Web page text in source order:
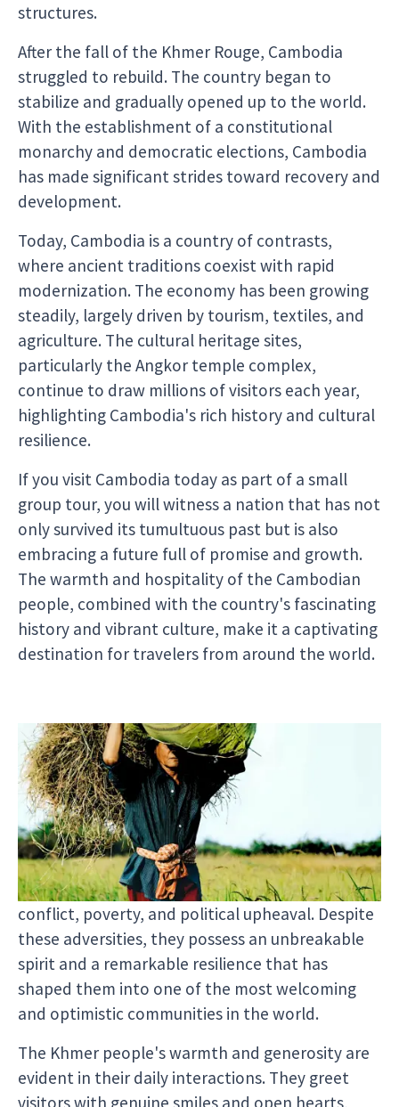
structures.
After the fall of the Khmer Rouge, Cambodia
struggled to rebuild. The country began to
stabilize and gradually opened up to the world.
With the establishment of a constitutional
monarchy and democratic elections, Cambodia
has made significant strides toward recovery and
development.
Today, Cambodia is a country of contrasts,
where ancient traditions coexist with rapid
modernization. The economy has been growing
steadily, largely driven by tourism, textiles, and
agriculture. The cultural heritage sites,
particularly the Angkor temple complex,
continue to draw millions of visitors each year,
highlighting Cambodia's rich history and cultural
resilience.
If you visit Cambodia today as part of a small
group tour, you will witness a nation that has not
only survived its tumultuous past but is also
embracing a future full of promise and growth.
The warmth and hospitality of the Cambodian
people, combined with the country's fascinating
history and vibrant culture, make it a captivating
destination for travelers from around the world.
##The Remarkable Khmer People
While Cambodia is home to the magnificent
Angkor Wat, often referred to as the eighth
wonder of the world, the true gem of the
country is its people. The Khmer people have
endured a challenging history marked by years of
conflict, poverty, and political upheaval. Despite
these adversities, they possess an unbreakable
spirit and a remarkable resilience that has
shaped them into one of the most welcoming
and optimistic communities in the world.
The Khmer people's warmth and generosity are
evident in their daily interactions. They greet